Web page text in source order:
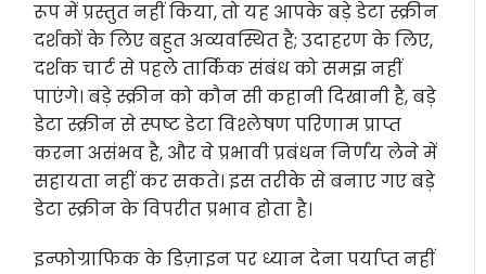
रूप में प्रस्तुत नहीं किया, तो यह आपके बड़े डेटा स्क्रीन
दर्शकों के लिए बहुत अव्यवस्थित है; उदाहरण के लिए,
दर्शक चार्ट से पहले तार्किक संबंध को समझ नहीं
पाएंगे। बड़े स्क्रीन को कौन सी कहानी दिखानी है, बड़े
डेटा स्क्रीन से स्पष्ट डेटा विश्लेषण परिणाम प्राप्त
करना असंभव है, और वे प्रभावी प्रबंधन निर्णय लेने में
सहायता नहीं कर सकते। इस तरीके से बनाए गए बड़े
डेटा स्क्रीन के विपरीत प्रभाव होता है।
इन्फोग्राफिक के डिज़ाइन पर ध्यान देना पर्याप्त नहीं